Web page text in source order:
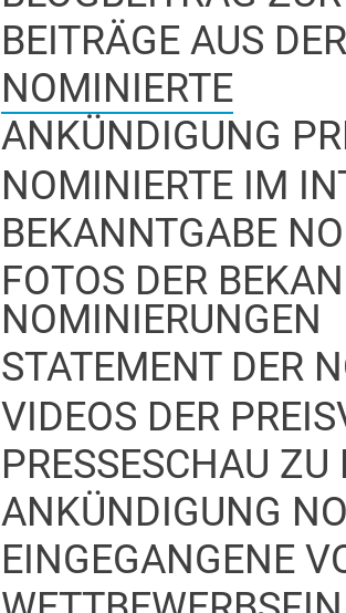
BEITRÄGE AUS
NOMINIERTE
ANKÜNDIGUNG
NOMINIERTE IM
BEKANNTGABE
FOTOS DER
NOMINIERUNGEN
STATEMENT DER
VIDEOS DER
PRESSESCHAU
ANKÜNDIGUNG
EINGEGANGENE